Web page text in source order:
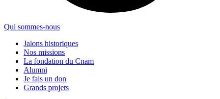
Qui sommes-nous
Jalons historiques
Nos missions
La fondation du Cnam
Alumni
Je fais un don
Grands projets